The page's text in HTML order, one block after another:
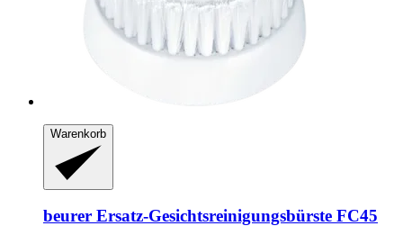
Warenkorb
beurer Ersatz-​Gesichtsreinigungsbürste FC45